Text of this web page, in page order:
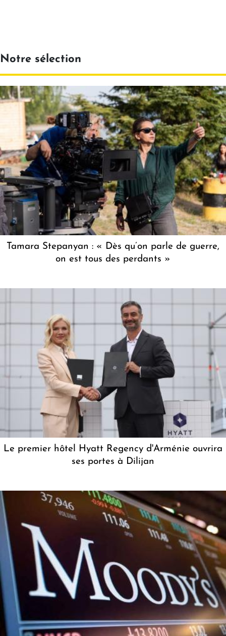
Notre sélection
Tamara Stepanyan : « Dès qu’on parle de guerre,
on est tous des perdants »
Le premier hôtel Hyatt Regency d'Arménie ouvrira
ses portes à Dilijan